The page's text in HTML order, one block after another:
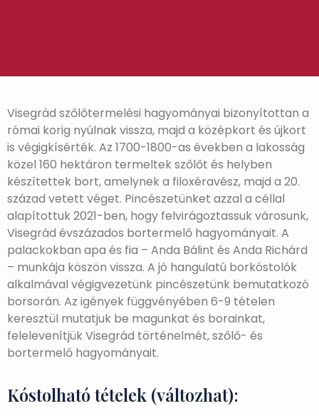
Visegrád szőlőtermelési hagyományai bizonyítottan a
római korig nyúlnak vissza, majd a középkort és újkort
is végigkísérték. Az 1700-1800-as években a lakosság
közel 160 hektáron termeltek szőlőt és helyben
készítettek bort, amelynek a filoxéravész, majd a 20.
század vetett véget. Pincészetünket azzal a céllal
alapítottuk 2021-ben, hogy felvirágoztassuk városunk,
Visegrád évszázados bortermelő hagyományait. A
palackokban apa és fia – Anda Bálint és Anda Richárd
– munkája köszön vissza. A jó hangulatú borkóstolók
alkalmával végigvezetünk pincészetünk bemutatkozó
borsorán. Az igények függvényében 6-9 tételen
keresztül mutatjuk be magunkat és borainkat,
felelevenítjük Visegrád történelmét, szőlő- és
bortermelő hagyományait.
Kóstolható tételek (változhat):